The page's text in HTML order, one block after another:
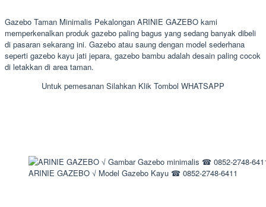
Gazebo Taman Minimalis Pekalongan ARINIE GAZEBO kami
memperkenalkan produk gazebo paling bagus yang sedang banyak dibeli
di pasaran sekarang ini. Gazebo atau saung dengan model sederhana
seperti gazebo kayu jati jepara, gazebo bambu adalah desain paling cocok
di letakkan di area taman.
Untuk pemesanan Silahkan Klik Tombol WHATSAPP
ARINIE GAZEBO √ Model Gazebo Kayu ☎ 0852-2748-6411